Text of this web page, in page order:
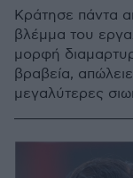
Κράτησε πάντα
βλέμμα του
μορφή
βραβεία,
μεγαλύτερες